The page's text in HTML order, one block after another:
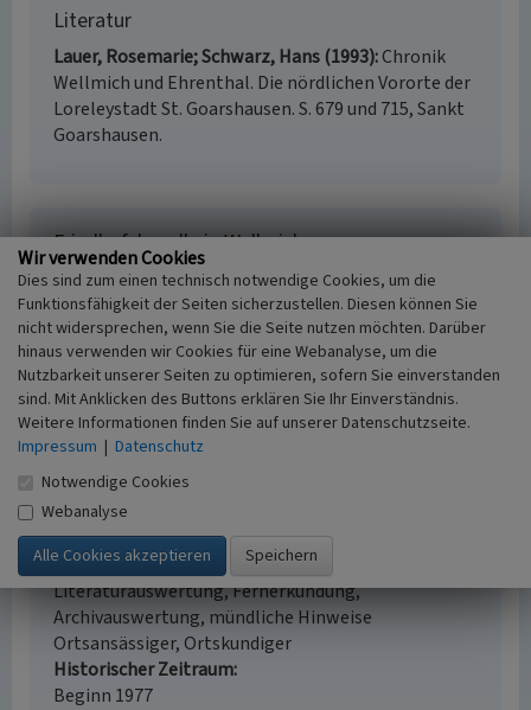
Literatur
Lauer, Rosemarie; Schwarz, Hans (1993) Chronik
Wellmich und Ehrenthal. Die nördlichen Vororte der
Loreleystadt St. Goarshausen. S. 679 und 715, Sankt
Goarshausen.
Friedhofskapelle in Wellmich
Schlagwörter
Friedhofskapelle Leichenhalle
Straße / Hausnummer
Schulstraße
Ort
56346 Sankt Goarshausen - Wellmich
Fachsicht(en)
Kulturlandschaftspflege, Landeskunde
Erfassungsmaßstab
i.d.R. 1:5.000 (größer als 1:20.000)
Erfassungsmethode
Geländebegehung/-kartierung,
Literaturauswertung, Fernerkundung,
Archivauswertung, mündliche Hinweise
Ortsansässiger, Ortskundiger
Historischer Zeitraum
Beginn 1977
Wir verwenden Cookies
Dies sind zum einen technisch notwendige Cookies, um die
Funktionsfähigkeit der Seiten sicherzustellen. Diesen können Sie
nicht widersprechen, wenn Sie die Seite nutzen möchten. Darüber
hinaus verwenden wir Cookies für eine Webanalyse, um die
Nutzbarkeit unserer Seiten zu optimieren, sofern Sie einverstanden
sind. Mit Anklicken des Buttons erklären Sie Ihr Einverständnis.
Weitere Informationen finden Sie auf unserer Datenschutzseite.
Impressum | Datenschutz
Notwendige Cookies
Webanalyse